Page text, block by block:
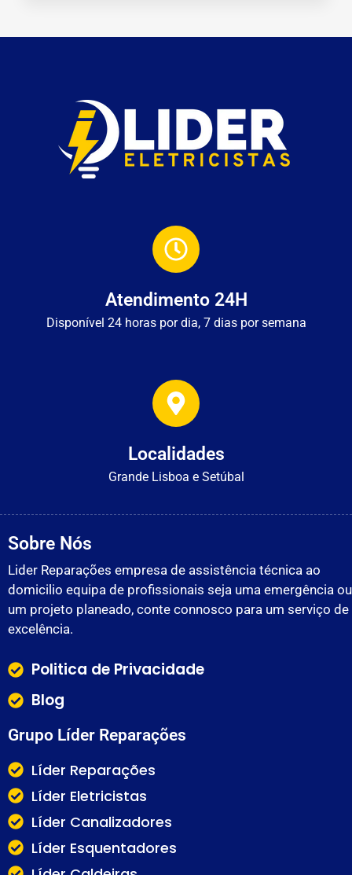
Atendimento 24H
Disponível 24 horas por dia, 7 dias por semana
Localidades
Grande Lisboa e Setúbal
Sobre Nós
Lider Reparações empresa de assistência técnica ao
domicilio equipa de profissionais seja uma emergência ou
um projeto planeado, conte connosco para um serviço de
excelência.
Politica de Privacidade
Blog
Grupo Líder Reparações
Líder Reparações
Líder Eletricistas
Líder Canalizadores
Líder Esquentadores